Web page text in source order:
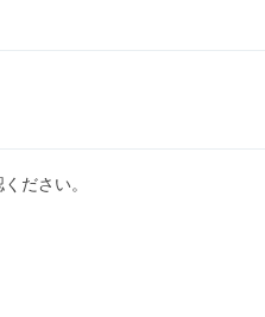
ださい。